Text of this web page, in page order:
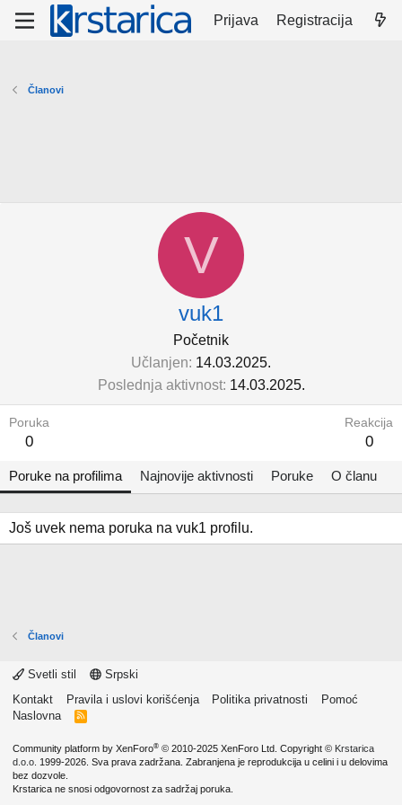
Prijava Registracija
Članovi
V
vuk1
Početnik
Učlanjen 14.03.2025.
Poslednja aktivnost 14.03.2025.
Poruka
0
Reakcija
0
Poruke na profilima Najnovije aktivnosti Poruke O članu
Još uvek nema poruka na vuk1 profilu.
Članovi
Svetli stil
Srpski
Kontakt
Pravila i uslovi korišćenja Politika privatnosti
Pomoć
Naslovna
R
Community platform by XenForo® © 2010-2025 XenForo Ltd. Copyright © Krstarica
d.o.o. 1999-2026. Sva prava zadržana. Zabranjena je reprodukcija u celini i u delovima
bez dozvole.
Krstarica ne snosi odgovornost za sadržaj poruka.